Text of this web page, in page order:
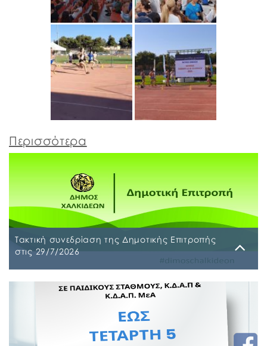
Περισσότερα
Τακτική συνεδρίαση της Δημοτικής Επιτροπής
στις 29/7/2026
Τακτική συνεδρίαση της Δημοτικής Επιτροπής θα
διεξαχθεί στο Δημοτικό Κατάστημα επί των οδών
Ληλαντίων και Μεγασθένους 34, την Τετάρτη 29
Ιουλίου 2026 και ώρα 10:00 π.μ., για συζήτηση και